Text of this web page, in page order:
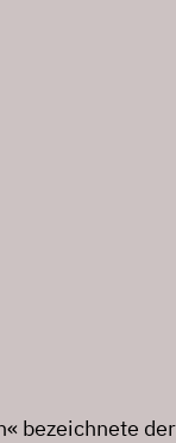
bezeichnete